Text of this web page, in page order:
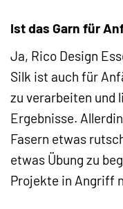
Ist das Garn für
Ja, Rico Design
Silk ist auch für
zu verarbeiten und
Ergebnisse.
Fasern etwas
etwas Übung zu
Projekte in Angriff